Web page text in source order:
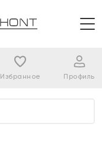
Избранное Профиль